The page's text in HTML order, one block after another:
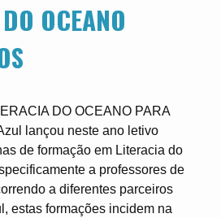
OCEANO
DO OCEANO PARA
lançou neste ano letivo
de formação em Literacia do
a professores de
a diferentes parceiros
estas formações incidem na